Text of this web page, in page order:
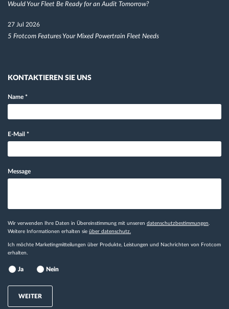
Would Your Fleet Be Ready for an Audit Tomorrow?
27 Jul 2026
5 Frotcom Features Your Mixed Powertrain Fleet Needs
KONTAKTIEREN SIE UNS
Name *
E-Mail *
Message
Wir verwenden Ihre Daten in Übereinstimmung mit unseren datenschutzbestimmungen
Weitere Informationen erhalten sie über datenschutz.
Ich möchte Marketingmitteilungen über Produkte, Leistungen und Nachrichten von Frotcom
erhalten.
Ja Nein
WEITER